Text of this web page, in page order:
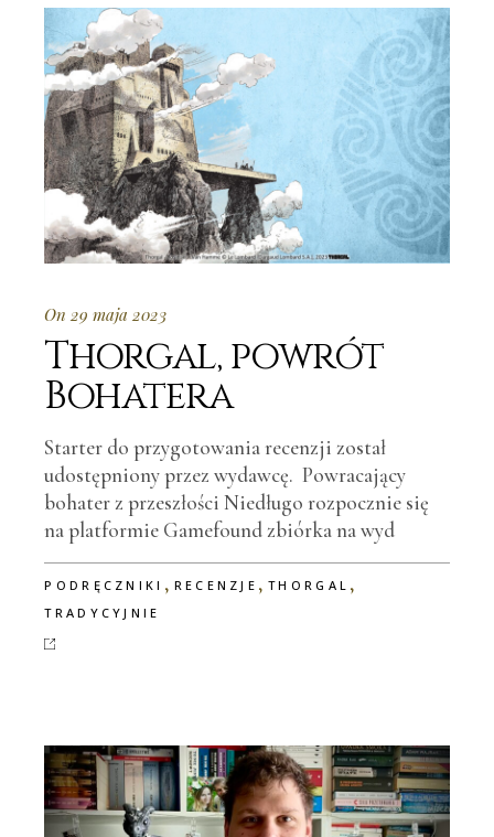
On 29 maja 2023
Thorgal, powrót
Bohatera
Starter do przygotowania recenzji został
udostępniony przez wydawcę. Powracający
bohater z przeszłości Niedługo rozpocznie się
na platformie Gamefound zbiórka na wyd
PODRĘCZNIKI , RECENZJE ,THORGAL ,
TRADYCYJNIE